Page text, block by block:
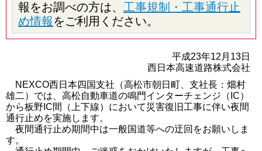
報をお調べの方は、 工事規制・工事通行止
め情報をご利用ください。
平成23年12月13日
西日本高速道路株式会社
NEXCO西日本四国支社（高松市朝日町、支社長：畑村
雄二）では、高松自動車道の鳴門インターチェンジ（IC）
から板野IC間（上下線）において災害復旧工事に伴い夜間
通行止めを実施します。
夜間通行止め期間中は一般国道等への迂回をお願いしま
す。